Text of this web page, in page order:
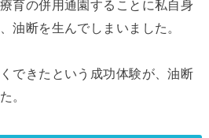
育の併用通園することに私自身
油断を生んでしまいました。
できたという成功体験が、油断
。